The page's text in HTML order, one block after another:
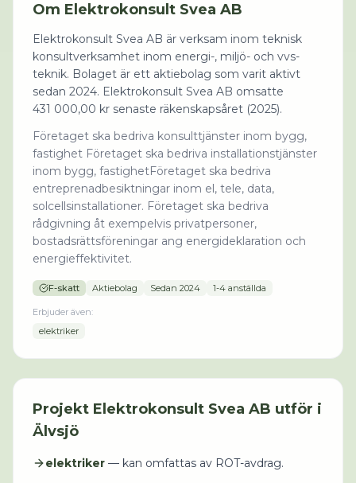
Om Elektrokonsult Svea AB
Elektrokonsult Svea AB är verksam inom teknisk
konsultverksamhet inom energi-, miljö- och vvs-
teknik. Bolaget är ett aktiebolag som varit aktivt
sedan 2024. Elektrokonsult Svea AB omsatte
431 000,00 kr senaste räkenskapsåret (2025).
Företaget ska bedriva konsulttjänster inom bygg,
fastighet Företaget ska bedriva installationstjänster
inom bygg, fastighetFöretaget ska bedriva
entreprenadbesiktningar inom el, tele, data,
solcellsinstallationer. Företaget ska bedriva
rådgivning åt exempelvis privatpersoner,
bostadsrättsföreningar ang energideklaration och
energieffektivitet.
F-skatt Aktiebolag Sedan 2024 1-4 anställda
Erbjuder även:
elektriker
Projekt Elektrokonsult Svea AB utför i
Älvsjö
elektriker — kan omfattas av ROT-avdrag.